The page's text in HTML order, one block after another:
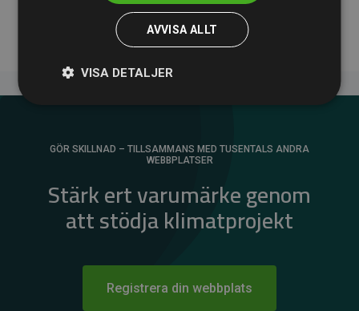
arbetssätt ger mätbar klimatnytta.
GÖR SKILLNAD – TILLSAMMANS MED TUSENTALS ANDRA
WEBBPLATSER
Stärk ert varumärke genom
att stödja klimatprojekt
Registrera din webbplats
AVVISA ALLT
VISA DETALJER